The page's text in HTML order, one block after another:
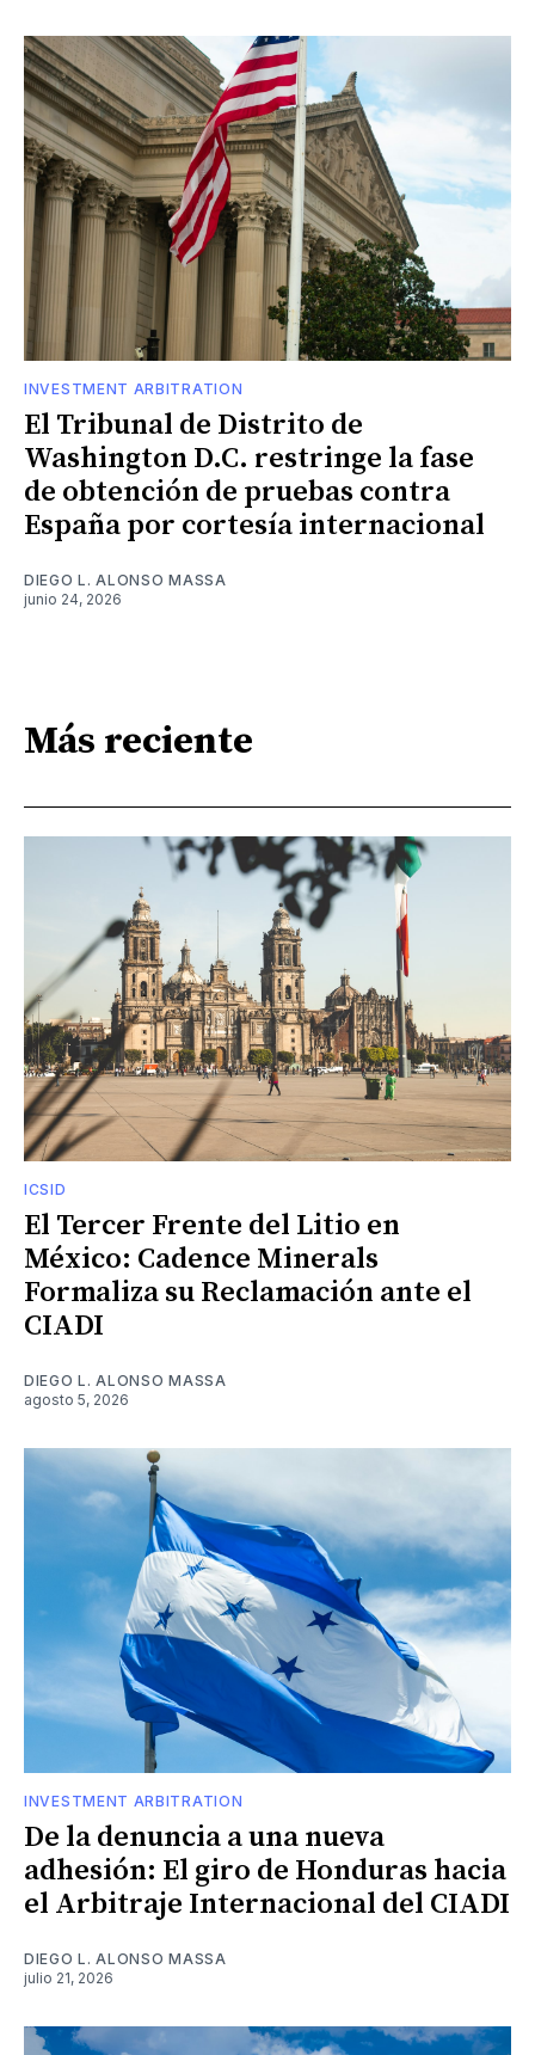
INVESTMENT ARBITRATION
El Tribunal de Distrito de
Washington D.C. restringe la fase
de obtención de pruebas contra
España por cortesía internacional
DIEGO L. ALONSO MASSA
junio 24, 2026
Más reciente
ICSID
El Tercer Frente del Litio en
México: Cadence Minerals
Formaliza su Reclamación ante el
CIADI
DIEGO L. ALONSO MASSA
agosto 5, 2026
INVESTMENT ARBITRATION
De la denuncia a una nueva
adhesión: El giro de Honduras hacia
el Arbitraje Internacional del CIADI
DIEGO L. ALONSO MASSA
julio 21, 2026